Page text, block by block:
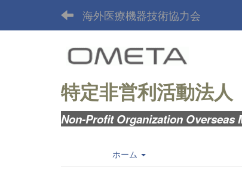
海外医療機器技術協力会
特定非営利活動法人
Non-Profit Organization
ホーム